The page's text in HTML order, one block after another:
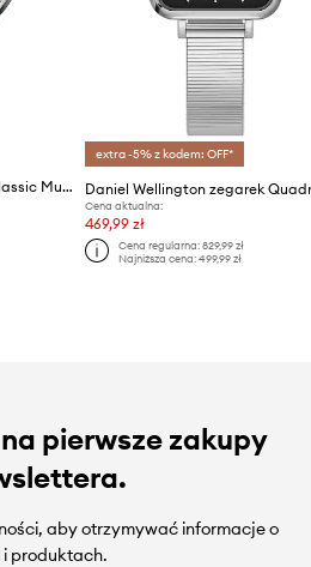
Daniel Wellington zegarek Classic Multi-Eye Sterling Arctic 40
extra -5% z kodem: OFF*
Cena aktualna:
469,99 zł
Cena regularna: 829,99 zł
Najniższa cena: 499,99 zł
pierwsze zakupy
aby otrzymywać informacje o
produktach.